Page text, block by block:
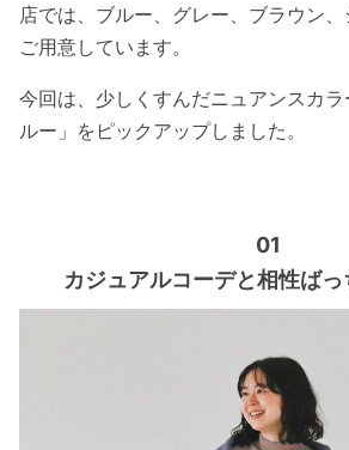
店では、ブルー、グレー、ブラウン
ご用意しています。
今回は、少しくすんだニュアンスカ
ルー」をピックアップしました。
01
カジュアルコーデと相性ば